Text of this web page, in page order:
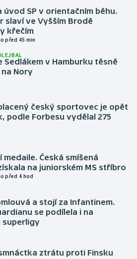
úvod SP v orientačním běhu.
slaví ve Vyšším Brodě
křečím
před 45 min
Sedlákem v Hamburku těsně
Nory
český sportovec je opět
podle Forbesu vydělal 275
medaile. Česká smíšená
na juniorském MS stříbro
před 4 hod
a stojí za Infantinem.
se podílela i na
superligy
ztrátu proti Finsku